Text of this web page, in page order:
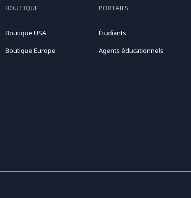
BOUTIQUE
Boutique USA
Boutique Europe
PORTAILS
Étudiants
Agents éducationnels